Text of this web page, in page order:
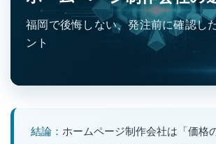
福岡で後悔しない、発注前に確認し
ント
結論： ホームページ制作会社は「価格